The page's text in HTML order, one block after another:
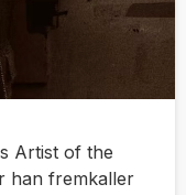
Artist of the
han fremkaller